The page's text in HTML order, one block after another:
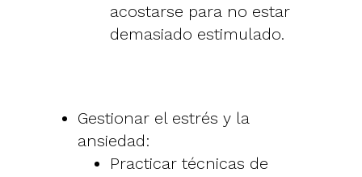
acostarse para no estar
demasiado estimulado.
Gestionar el estrés y la
ansiedad:
Practicar técnicas de